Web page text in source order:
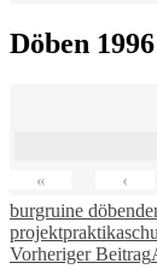
Döben 1996
« ‹
burgruine döben
projektpraktika
Vorheriger Beitrag